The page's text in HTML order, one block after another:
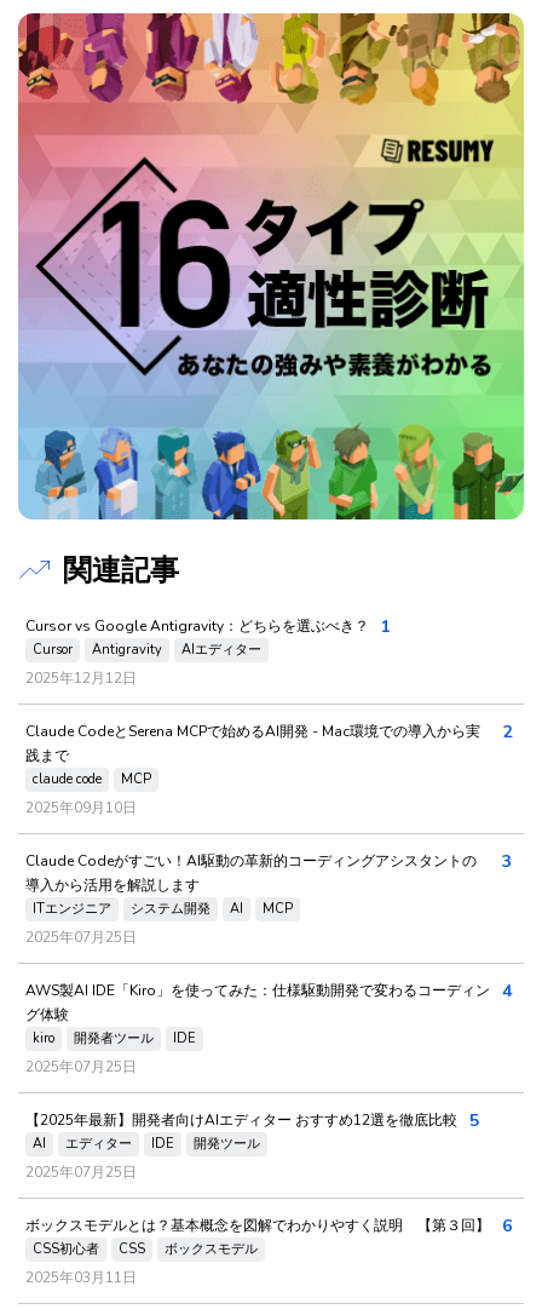
関連記事
Cursor vs Google Antigravity：どちらを選ぶべき？
Cursor Antigravity AIエディター
2025年12月12日
1
Claude CodeとSerena MCPで始めるAI開発 - Mac環境での導入から実
践まで
claude code MCP
2025年09月10日
2
Claude Codeがすごい！AI駆動の革新的コーディングアシスタントの
導入から活用を解説します
ITエンジニア システム開発 AI MCP
2025年07月25日
3
AWS製AI IDE「Kiro」を使ってみた：仕様駆動開発で変わるコーディン
グ体験
kiro 開発者ツール IDE
2025年07月25日
4
【2025年最新】開発者向けAIエディター おすすめ12選を徹底比較
AI エディター IDE 開発ツール
2025年07月25日
5
ボックスモデルとは？基本概念を図解でわかりやすく説明 【第３回】
CSS初心者 CSS ボックスモデル
2025年03月11日
6